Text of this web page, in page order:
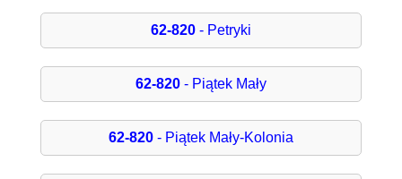
62-820- Petryki
62-820- Piątek Mały
62-820- Piątek Mały-Kolonia